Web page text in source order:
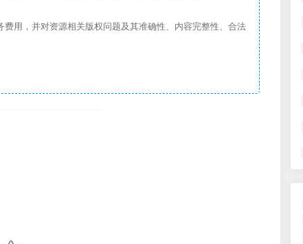
用，并对资源相关版权问题及其准确性、内容完整性、合法